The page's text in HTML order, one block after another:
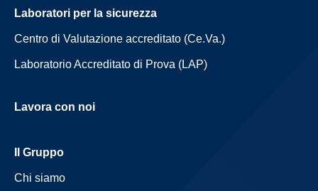
Laboratori per la sicurezza
Centro di Valutazione accreditato (Ce.Va.)
Laboratorio Accreditato di Prova (LAP)
Lavora con noi
Il Gruppo
Chi siamo